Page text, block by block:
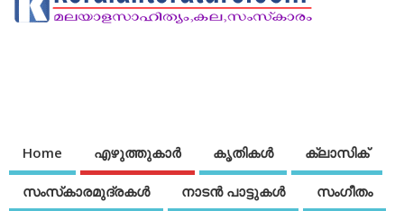
Home എഴുത്തുകാര്‍ കൃതികൾ ക്ലാസിക്
സംസ്‌കാരമുദ്രകള്‍ നാടന്‍ പാട്ടുകള്‍ സംഗീതം